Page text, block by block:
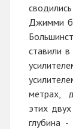
Джимми
ставили
метрах,
этих
глубина